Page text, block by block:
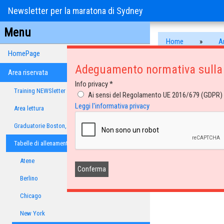
Newsletter per la maratona di Sydney
Menu
HomePage
Area riservata
Training NEWSletter
Area lettura
Graduatorie Boston, Sydney e Tokyo
Tabelle di allenamento
Atene
Berlino
Chicago
New York
Home »
Newsletter per
Newsletter
Sono documenti
Se sei iscritto con il
Adeguamento normativa
Info privacy *
Ai sensi del Regolamento UE 2016/679
Leggi l'informativa privacy